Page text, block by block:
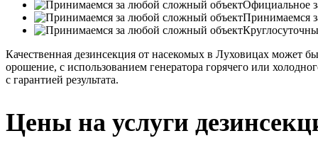
Официальное
Принимаемся
Качественная дезинсекция от насекомых в Луховицах может
орошение, с использованием генератора горячего или
с гарантией результата.
Цены на услуги